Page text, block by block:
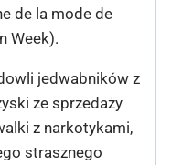
de la mode de
Week).
jedwabników z
ze sprzedaży
z narkotykami,
strasznego